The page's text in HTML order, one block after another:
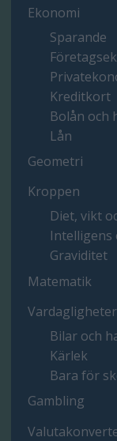
Ekonomi
Sparande
Kreditkort
Bolån och
Lån
Geometri
Kroppen
Diet, vikt
Intelligens
Graviditet
Matematik
Vardagligheter
Bilar och
Kärlek
Bara för
Gambling